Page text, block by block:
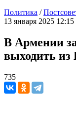
Политика /
13 января 2025 12:15
В Армении
выходить
735